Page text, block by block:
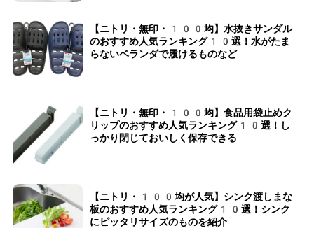
【ニトリ・無印・100均】水抜きサンダル
のおすすめ人気ランキング10選！水がたま
らないベランダで履けるものなど
【ニトリ・無印・100均】食品用袋止めク
リップのおすすめ人気ランキング10選！し
っかり閉じておいしく保存できる
【ニトリ・100均が人気】シンク渡しまな
板のおすすめ人気ランキング10選！シンク
にピッタリサイズのものを紹介